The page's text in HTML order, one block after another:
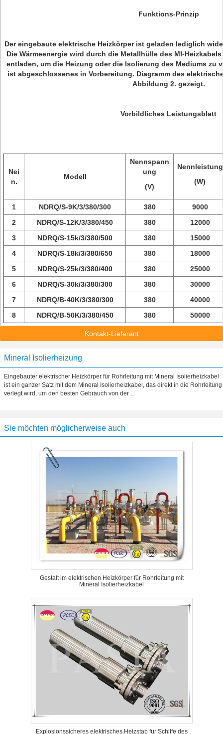
Funktions-Prinzip
Der eingebaute elektrische Heizkörper ist geladen lediglich
Die Wärmeenergie wird durch die Metallhülle des MI-
entladen, um die Heizung oder die Isolierung des Mediums zu
ist abgeschlossenes in Vorbereitung. Diagramm des
Abbildung 2. gezeigt.
Vorbildliches Leistungsblatt
Nei
n.
Modell
Nennspann
ung
(V)
Nennleistung
(W)
1 NDRQ/S-9K/3/380/300 380
9000
2
NDRQ/S-12K/3/380/450 380
12000
3
NDRQ/S-15k/3/380/500 380
15000
4
NDRQ/S-18k/3/380/650 380
18000
5
NDRQ/S-25k/3/380/400 380
25000
6
NDRQ/S-30k/3/380/300 380
30000
7
NDRQ/B-40K/3/380/300 380
40000
8
NDRQ/B-50K/3/380/450 380 50000
Kontakt-Lieferant
Mineral Isolierheizung
Eingebauter elektrischer Heizkörper für Rohrleitung mit Mineral Isolierheizkabel
ist ein ganzer Satz mit dem Mineral Isolierheizkabel, das direkt in die Rohrleitung
verlegt wird, um den besten Gebrauch von der ...
Sie möchten möglicherweise auch
Gestalt im elektrischen Heizkörper für Rohrleitung mit
Mineral Isolierheizkabel
Explosionssicheres elektrisches Heizstab für Schiffe des